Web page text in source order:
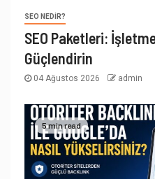
SEO NEDIR?
SEO Paketleri:
Güçlendirin
04 Ağustos 2026 admin
5 min read